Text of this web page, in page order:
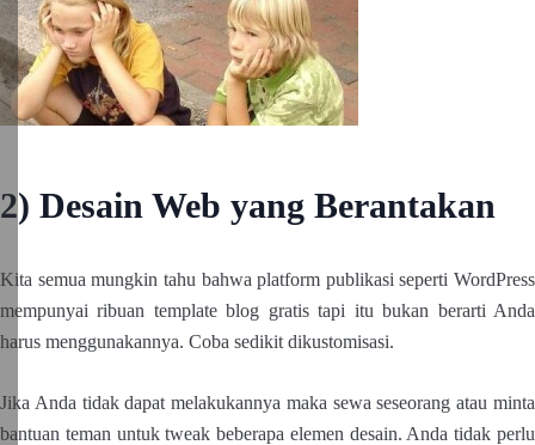
2) Desain Web yang Berantakan
Kita semua mungkin tahu bahwa platform publikasi seperti WordPress
mempunyai ribuan template blog gratis tapi itu bukan berarti Anda
harus menggunakannya. Coba sedikit dikustomisasi.
Jika Anda tidak dapat melakukannya maka sewa seseorang atau minta
bantuan teman untuk tweak beberapa elemen desain. Anda tidak perlu